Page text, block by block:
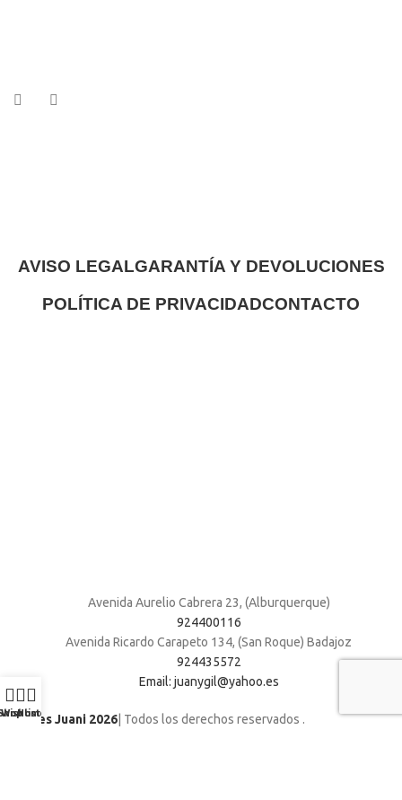
AVISO LEGALGARANTÍA Y DEVOLUCIONES
POLÍTICA DE PRIVACIDADCONTACTO
Avenida Aurelio Cabrera 23, (Alburquerque)
924400116
Avenida Ricardo Carapeto 134, (San Roque) Badajoz
924435572
Email: juanygil@yahoo.es
Muebles Juani 2026 | Todos los derechos reservados .
Wishlist
Home